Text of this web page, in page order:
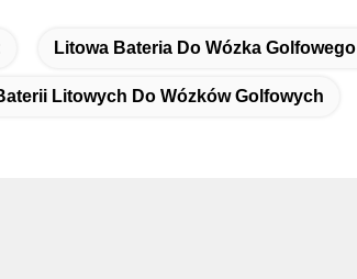
Litowa Bateria Do Wózka Golfowego
Litowych Do Wózków Golfowych